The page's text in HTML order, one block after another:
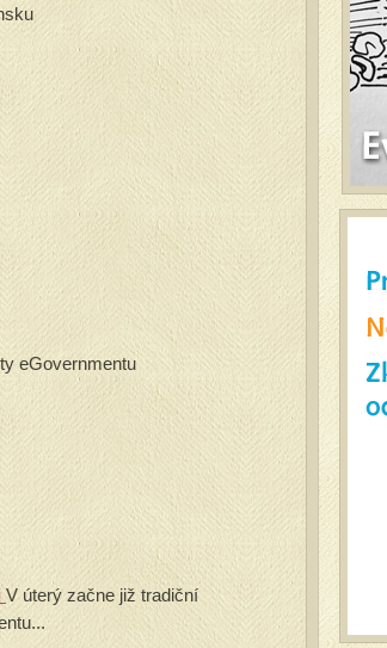
eGovernmentu
V úterý začne již tradiční